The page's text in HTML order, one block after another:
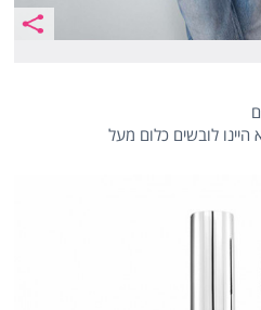
לובשים כלום מעל